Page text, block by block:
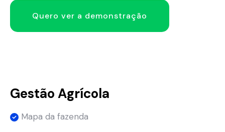
Quero ver a demonstração
Gestão Agrícola
Mapa da fazenda